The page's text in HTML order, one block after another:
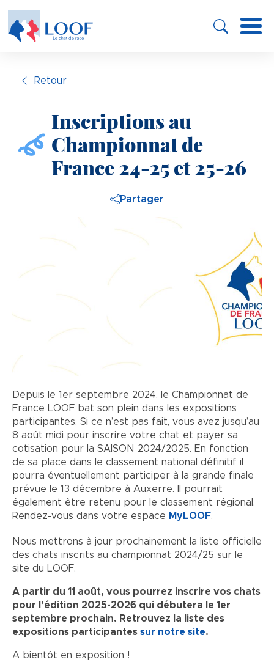
contenu
Retour
Inscriptions au
Championnat de
France 24-25 et 25-26
Partager
Depuis le 1er septembre 2024, le Championnat de
France LOOF bat son plein dans les expositions
participantes. Si ce n’est pas fait, vous avez jusqu’au
8 août midi pour inscrire votre chat et payer sa
cotisation pour la SAISON 2024/2025. En fonction
de sa place dans le classement national définitif il
pourra éventuellement participer à la grande finale
prévue le 13 décembre à Auxerre. Il pourrait
également être retenu pour le classement régional.
Rendez-vous dans votre espace MyLOOF.
Nous mettrons à jour prochainement la liste officielle
des chats inscrits au championnat 2024/25 sur le
site du LOOF.
A partir du 11 août, vous pourrez inscrire vos chats
pour l’édition 2025-2026 qui débutera le 1er
septembre prochain. Retrouvez la liste des
expositions participantes sur notre site.
A bientôt en exposition !